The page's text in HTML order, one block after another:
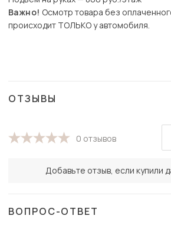
Важно! Осмотр товара без
происходит ТОЛЬКО у автомобиля.
ОТЗЫВЫ
0 отзывов
Добавьте отзыв, если купили
ВОПРОС-ОТВЕТ